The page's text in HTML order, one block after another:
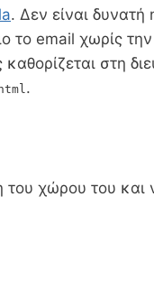
. Δεν είναι
το email χωρίς
στη
.
χώρου του και